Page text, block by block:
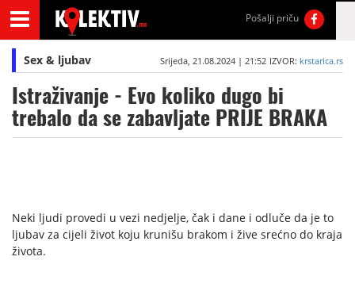
Pošalji priču
Sex & ljubav Srijeda, 21.08.2024 | 21:52 IZVOR: krstarica.rs
Istraživanje - Evo koliko dugo bi
trebalo da se zabavljate PRIJE BRAKA
Neki ljudi provedi u vezi nedjelje, čak i dane i odluče da je to
ljubav za cijeli život koju krunišu brakom i žive srećno do kraja
života.